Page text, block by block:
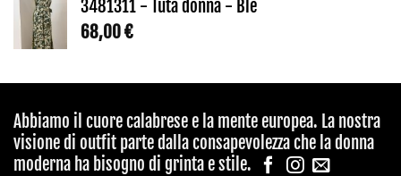
3481311 - Tuta donna - Ble
68,00€
Abbiamo il cuore calabrese e la mente europea. La nostra
visione di outfit parte dalla consapevolezza che la donna
moderna ha bisogno di grinta e stile.